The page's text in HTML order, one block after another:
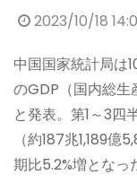
2023/10/18
中国国家統計局は
のGDP（国内総生
と発表。第1～3四
（約187兆1,189
期比5.2%増となっ